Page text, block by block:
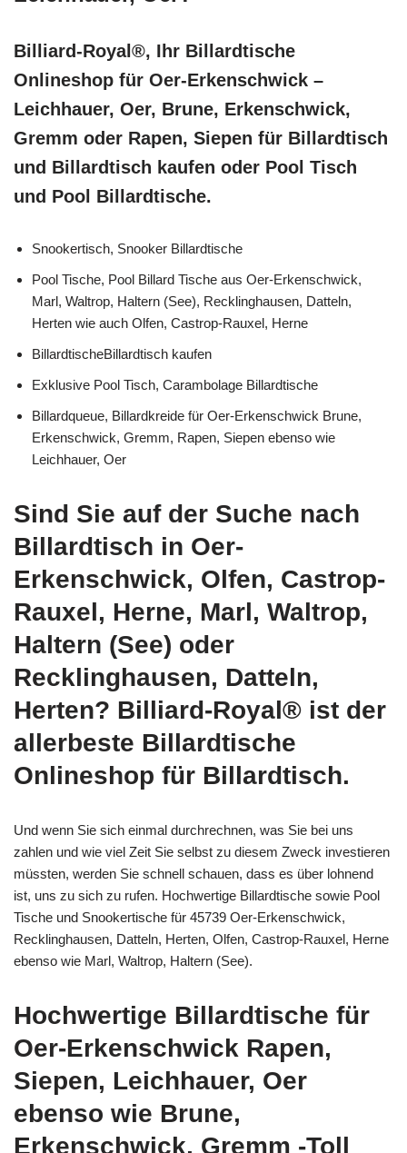
Billiard-Royal®, Ihr Billardtische
Onlineshop für Oer-Erkenschwick –
Leichhauer, Oer, Brune, Erkenschwick,
Gremm oder Rapen, Siepen für Billardtisch
und Billardtisch kaufen oder Pool Tisch
und Pool Billardtische.
Snookertisch, Snooker Billardtische
Pool Tische, Pool Billard Tische aus Oer-Erkenschwick,
Marl, Waltrop, Haltern (See), Recklinghausen, Datteln,
Herten wie auch Olfen, Castrop-Rauxel, Herne
BillardtischeBillardtisch kaufen
Exklusive Pool Tisch, Carambolage Billardtische
Billardqueue, Billardkreide für Oer-Erkenschwick Brune,
Erkenschwick, Gremm, Rapen, Siepen ebenso wie
Leichhauer, Oer
Sind Sie auf der Suche nach
Billardtisch in Oer-
Erkenschwick, Olfen, Castrop-
Rauxel, Herne, Marl, Waltrop,
Haltern (See) oder
Recklinghausen, Datteln,
Herten? Billiard-Royal® ist der
allerbeste Billardtische
Onlineshop für Billardtisch.
Und wenn Sie sich einmal durchrechnen, was Sie bei uns
zahlen und wie viel Zeit Sie selbst zu diesem Zweck investieren
müssten, werden Sie schnell schauen, dass es über lohnend
ist, uns zu sich zu rufen. Hochwertige Billardtische sowie Pool
Tische und Snookertische für 45739 Oer-Erkenschwick,
Recklinghausen, Datteln, Herten, Olfen, Castrop-Rauxel, Herne
ebenso wie Marl, Waltrop, Haltern (See).
Hochwertige Billardtische für
Oer-Erkenschwick Rapen,
Siepen, Leichhauer, Oer
ebenso wie Brune,
Erkenschwick, Gremm -Toll